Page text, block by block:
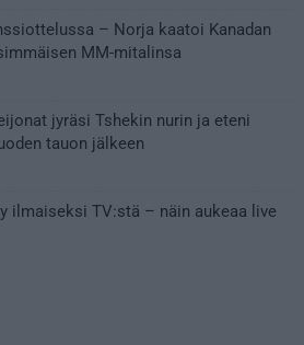
– Norja kaatoi Kanadan
MM-mitalinsa
jyräsi Tshekin nurin ja eteni
tauon jälkeen
ilmaiseksi TV:stä – näin aukeaa live